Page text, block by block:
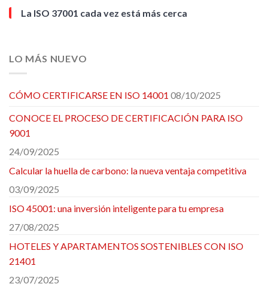
La ISO 37001 cada vez está más cerca
LO MÁS NUEVO
CÓMO CERTIFICARSE EN ISO 14001 08/10/2025
CONOCE EL PROCESO DE CERTIFICACIÓN PARA ISO
9001
24/09/2025
Calcular la huella de carbono: la nueva ventaja competitiva
03/09/2025
ISO 45001: una inversión inteligente para tu empresa
27/08/2025
HOTELES Y APARTAMENTOS SOSTENIBLES CON ISO
21401
23/07/2025